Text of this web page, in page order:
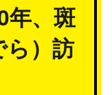
年、斑
）訪